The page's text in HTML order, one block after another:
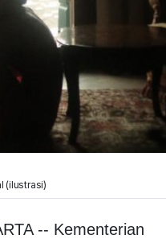
(ilustrasi)
-- Kementerian